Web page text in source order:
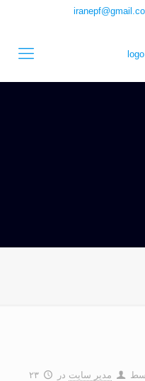
مدیر سایت در
۲۳